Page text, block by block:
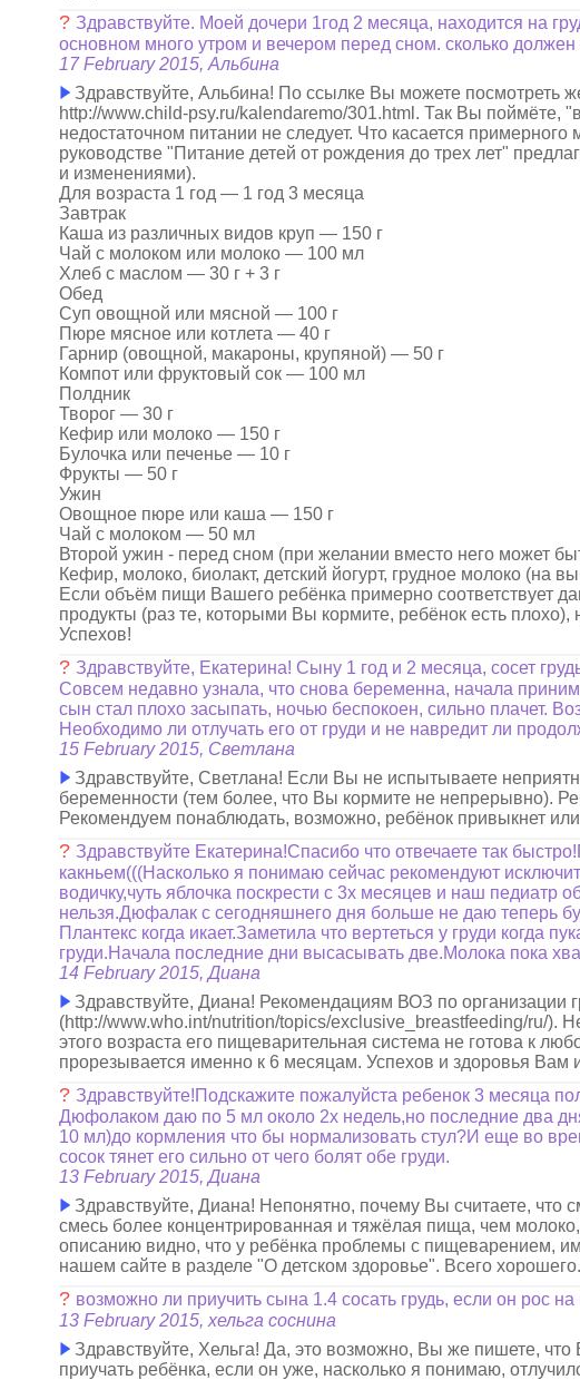
? Здравствуйте. Моей дочери 1год 2 месяца, находится на
основном много утром и вечером перед сном. сколько
17 February 2015, Альбина
Здравствуйте, Альбина! По ссылке Вы можете посмотреть
http://www.child-psy.ru/kalendaremo/301.html. Так Вы поймёте,
недостаточном питании не следует. Что касается
руководстве "Питание детей от рождения до трех лет"
и изменениями).
Для возраста 1 год — 1 год 3 месяца
Завтрак
Каша из различных видов круп — 150 г
Чай с молоком или молоко — 100 мл
Хлеб с маслом — 30 г + 3 г
Обед
Суп овощной или мясной — 100 г
Пюре мясное или котлета — 40 г
Гарнир (овощной, макароны, крупяной) — 50 г
Компот или фруктовый сок — 100 мл
Полдник
Творог — 30 г
Кефир или молоко — 150 г
Булочка или печенье — 10 г
Фрукты — 50 г
Ужин
Овощное пюре или каша — 150 г
Чай с молоком — 50 мл
Второй ужин - перед сном (при желании вместо него может
Кефир, молоко, биолакт, детский йогурт, грудное молоко (на
Если объём пищи Вашего ребёнка примерно соответствует
продукты (раз те, которыми Вы кормите, ребёнок есть
Успехов!
? Здравствуйте, Екатерина! Сыну 1 год и 2 месяца, сосет
Совсем недавно узнала, что снова беременна, начала
сын стал плохо засыпать, ночью беспокоен, сильно плачет.
Необходимо ли отлучать его от груди и не навредит ли
15 February 2015, Светлана
Здравствуйте, Светлана! Если Вы не испытываете
беременности (тем более, что Вы кормите не непрерывно).
Рекомендуем понаблюдать, возможно, ребёнок привыкнет
? Здравствуйте Екатерина!Спасибо что отвечаете так
какньем(((Насколько я понимаю сейчас рекомендуют
водичку,чуть яблочка поскрести с 3х месяцев и наш
нельзя.Дюфалак с сегодняшнего дня больше не даю теперь
Плантекс когда икает.Заметила что вертеться у груди когда
груди.Начала последние дни высасывать две.Молока пока
14 February 2015, Диана
Здравствуйте, Диана! Рекомендациям ВОЗ по организации
(http://www.who.int/nutrition/topics/exclusive_breastfeeding/ru/).
этого возраста его пищеварительная система не готова к
прорезывается именно к 6 месяцам. Успехов и здоровья Вам
? Здравствуйте!Подскажите пожалуйста ребенок 3 месяца
Дюфолаком даю по 5 мл около 2х недель,но последние два
10 мл)до кормления что бы нормализовать стул?И еще во
сосок тянет его сильно от чего болят обе груди.
13 February 2015, Диана
Здравствуйте, Диана! Непонятно, почему Вы считаете, что
смесь более концентрированная и тяжёлая пища, чем
описанию видно, что у ребёнка проблемы с пищеварением,
нашем сайте в разделе "О детском здоровье". Всего хорошего.
? возможно ли приучить сына 1.4 сосать грудь, если он рос
13 February 2015, хельга соснина
Здравствуйте, Хельга! Да, это возможно, Вы же пишете,
приучать ребёнка, если он уже, насколько я понимаю,